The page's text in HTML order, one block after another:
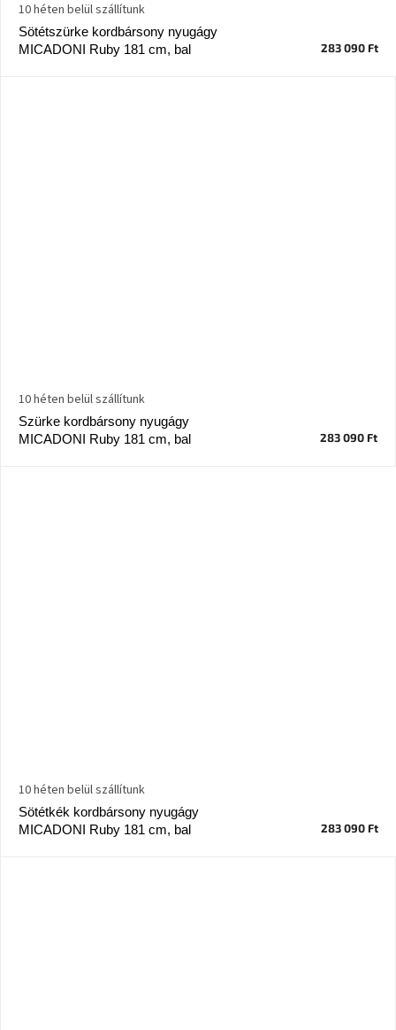
Sötétszürke kordbársony nyugágy
MICADONI Ruby 181 cm, bal
10 héten belül szállítunk
283 090 Ft
Szürke kordbársony nyugágy
MICADONI Ruby 181 cm, bal
10 héten belül szállítunk
283 090 Ft
Sötétkék kordbársony nyugágy
MICADONI Ruby 181 cm, bal
10 héten belül szállítunk
283 090 Ft